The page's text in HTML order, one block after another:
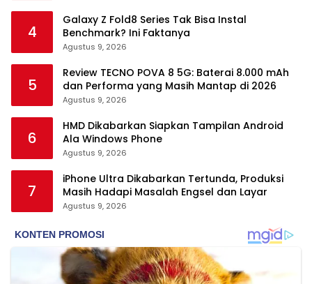
4
Galaxy Z Fold8 Series Tak Bisa Instal
Benchmark? Ini Faktanya
Agustus 9, 2026
5
Review TECNO POVA 8 5G: Baterai 8.000 mAh
dan Performa yang Masih Mantap di 2026
Agustus 9, 2026
6
HMD Dikabarkan Siapkan Tampilan Android
Ala Windows Phone
Agustus 9, 2026
7
iPhone Ultra Dikabarkan Tertunda, Produksi
Masih Hadapi Masalah Engsel dan Layar
Agustus 9, 2026